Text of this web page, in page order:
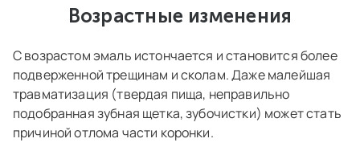
Возрастные изменения
С возрастом эмаль истончается и становится более
подверженной трещинам и сколам. Даже малейшая
травматизация (твердая пища, неправильно
подобранная зубная щетка, зубочистки) может стать
причиной отлома части коронки.